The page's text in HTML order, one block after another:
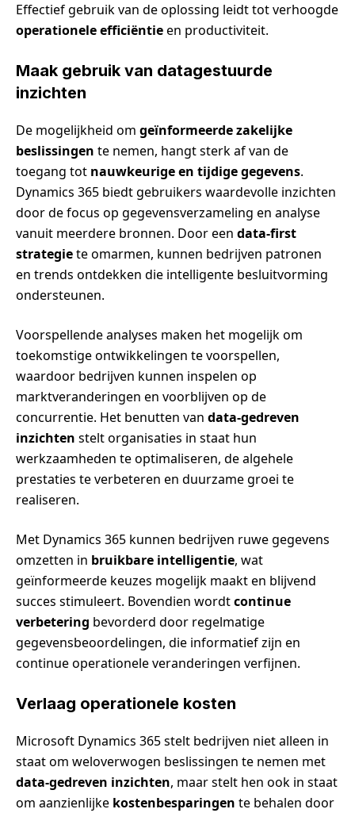
Effectief gebruik van de oplossing leidt tot verhoogde
operationele efficiëntieen productiviteit.
Maak gebruik van datagestuurde
inzichten
De mogelijkheid om geïnformeerde zakelijke
beslissingen te nemen, hangt sterk af van de
toegang tot nauwkeurige en tijdige gegevens.
Dynamics 365 biedt gebruikers waardevolle inzichten
door de focus op gegevensverzameling en analyse
vanuit meerdere bronnen. Door een data-first
strategiete omarmen, kunnen bedrijven patronen
en trends ontdekken die intelligente besluitvorming
ondersteunen.
Voorspellende analyses maken het mogelijk om
toekomstige ontwikkelingen te voorspellen,
waardoor bedrijven kunnen inspelen op
marktveranderingen en voorblijven op de
concurrentie. Het benutten van data-gedreven
inzichten stelt organisaties in staat hun
werkzaamheden te optimaliseren, de algehele
prestaties te verbeteren en duurzame groei te
realiseren.
Met Dynamics 365 kunnen bedrijven ruwe gegevens
omzetten in bruikbare intelligentie, wat
geïnformeerde keuzes mogelijk maakt en blijvend
succes stimuleert. Bovendien wordtcontinue
verbetering bevorderd door regelmatige
gegevensbeoordelingen, die informatief zijn en
continue operationele veranderingen verfijnen.
Verlaag operationele kosten
Microsoft Dynamics 365 stelt bedrijven niet alleen in
staat om weloverwogen beslissingen te nemen met
data-gedreven inzichten, maar stelt hen ook in staat
om aanzienlijke kostenbesparingen te behalen door